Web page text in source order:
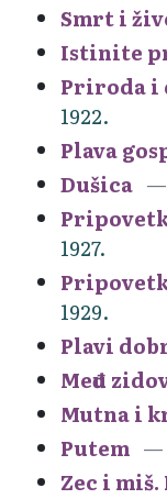
Smrt i
Istinite
Priroda i
1922.
Plava
Dušica
1927.
1929.
Plavi
Među
Mutna i
Putem
Zec i